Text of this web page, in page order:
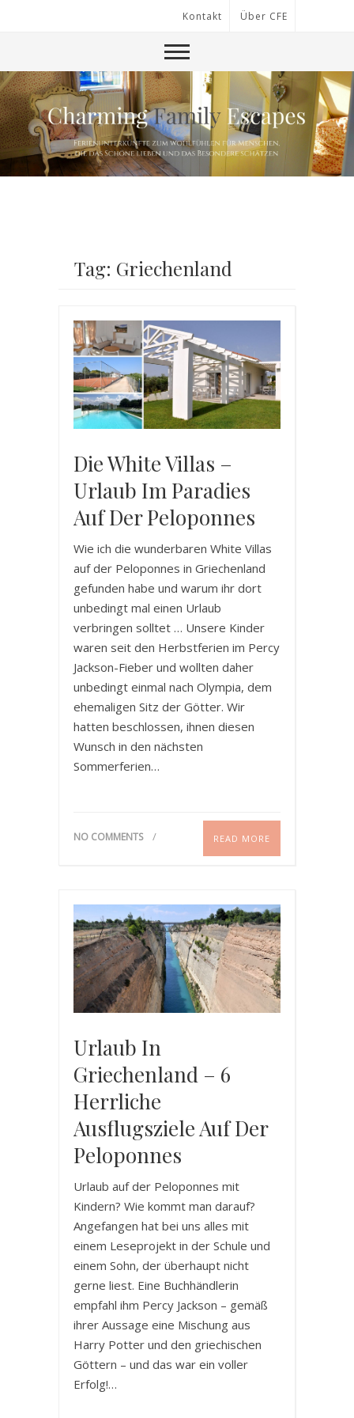
Kontakt Über CFE
Tag: Griechenland
Die White Villas –
Urlaub Im Paradies
Auf Der Peloponnes
Wie ich die wunderbaren White Villas
auf der Peloponnes in Griechenland
gefunden habe und warum ihr dort
unbedingt mal einen Urlaub
verbringen solltet … Unsere Kinder
waren seit den Herbstferien im Percy
Jackson-Fieber und wollten daher
unbedingt einmal nach Olympia, dem
ehemaligen Sitz der Götter. Wir
hatten beschlossen, ihnen diesen
Wunsch in den nächsten
Sommerferien…
NO COMMENTS READ MORE
Urlaub In
Griechenland – 6
Herrliche
Ausflugsziele Auf Der
Peloponnes
Urlaub auf der Peloponnes mit
Kindern? Wie kommt man darauf?
Angefangen hat bei uns alles mit
einem Leseprojekt in der Schule und
einem Sohn, der überhaupt nicht
gerne liest. Eine Buchhändlerin
empfahl ihm Percy Jackson – gemäß
ihrer Aussage eine Mischung aus
Harry Potter und den griechischen
Göttern – und das war ein voller
Erfolg!…